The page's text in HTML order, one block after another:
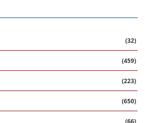
(32)
(459)
(223)
(650)
(66)